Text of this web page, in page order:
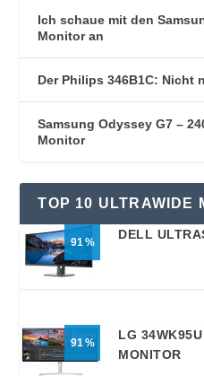
Ich schaue mit den
Monitor an
Der Philips 346B1C: Nicht
Samsung Odyssey G7 –
Monitor
TOP 10 ULTRAWIDE
91
DELL
91
LG
MONITOR